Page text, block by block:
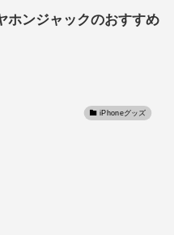
ホンジャックのおすすめ
iPhoneグッズ